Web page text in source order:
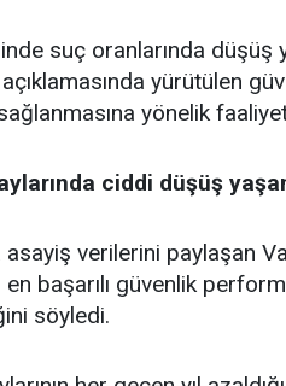
suç oranlarında düşüş
yürütülen
yönelik
ciddi düşüş
asayiş verilerini paylaşan
en başarılı güvenlik
söyledi.